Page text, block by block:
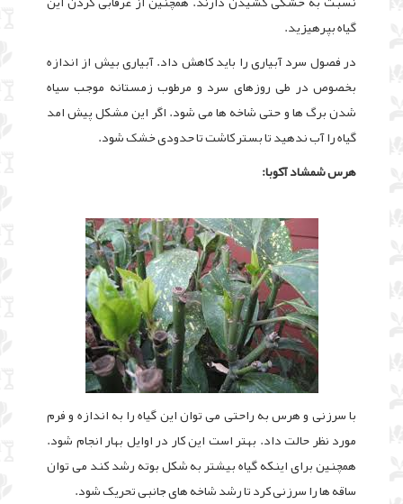
گیاه بپرهیزید.
در فصول سرد آبیاری را باید کاهش داد. آبیاری بیش از اندازه
بخصوص در طی روزهای سرد و مرطوب زمستانه موجب سیاه
شدن برگ ها و حتی شاخه ها می شود. اگر این مشکل پیش امد
گیاه را آب ندهید تا بستر کاشت تا حدودی خشک شود.
هرس شمشاد آکوبا:
با سرزنی و هرس به راحتی می توان این گیاه را به اندازه و فرم
مورد نظر حالت داد. بهتر است این کار در اوایل بهار انجام شود.
همچنین برای اینکه گیاه بیشتر به شکل بوته رشد کند می توان
ساقه ها را سرزنی کرد تا رشد شاخه های جانبی تحریک شود.